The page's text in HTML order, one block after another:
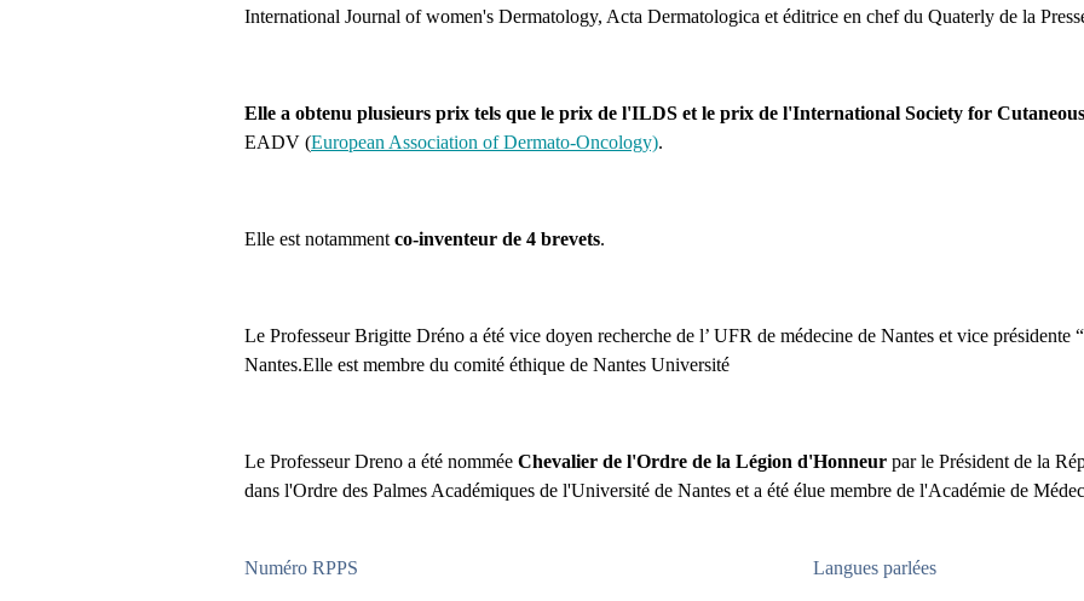
International Journal of women's Dermatology, Acta Dermatologica et éditrice en chef du Quaterly de la
Elle a obtenu plusieurs prix tels que le prix de l'ILDS et le prix de l'International Society for
EADV (European Association of Dermato-Oncology).
Elle est notamment co-inventeur de 4 brevets.
Le Professeur Brigitte Dréno a été vice doyen recherche de l’ UFR de médecine de Nantes et vice présidente
Nantes.Elle est membre du comité éthique de Nantes Université
Le Professeur Dreno a été nommée Chevalier de l'Ordre de la Légion d'Honneur par le Président de la
dans l'Ordre des Palmes Académiques de l'Université de Nantes et a été élue membre de l'Académie de
Numéro RPPS Langues parlées